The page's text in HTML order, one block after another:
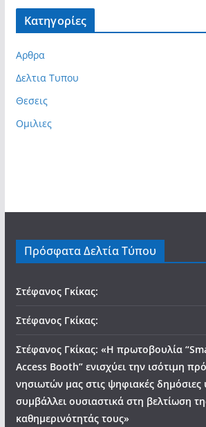
Kατηγορίες
Αρθρα
Δελτια Τυπου
Θεσεις
Ομιλιες
Πρόσφατα Δελτία Τύπου
Στέφανος Γκίκας:
Στέφανος Γκίκας:
Στέφανος Γκίκας: «Η πρωτοβουλία
Access Booth” ενισχύει την ισότιμη
νησιωτών μας στις ψηφιακές δημόσιες
συμβάλλει ουσιαστικά στη βελτίωση
καθημερινότητάς τους»